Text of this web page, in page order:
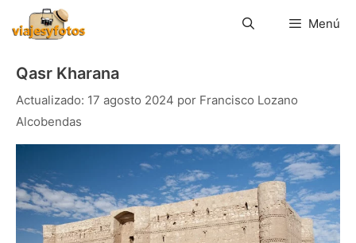
contenido
Menú
Qasr Kharana
17 agosto 2024 por Francisco Lozano
Alcobendas